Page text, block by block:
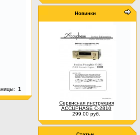
1
Новинки
Сервисная инструкция
ACCUPHASE C-2810
299.00 руб.